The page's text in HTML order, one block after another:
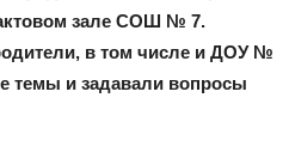
зале СОШ № 7.
в том числе и ДОУ №
темы и задавали вопросы